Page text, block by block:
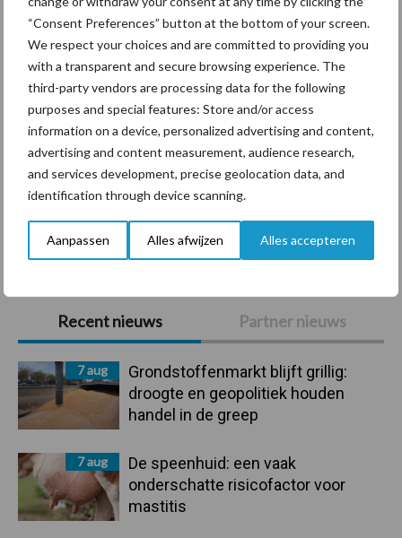
“Consent Preferences” button at the bottom of your screen.
We respect your choices and are committed to providing you
with a transparent and secure browsing experience. The
third-party vendors are processing data for the following
purposes and special features: Store and/or access
information on a device, personalized advertising and content,
advertising and content measurement, audience research,
and services development, precise geolocation data, and
identification through device scanning.
Aanpassen Alles afwijzen Alles accepteren
Primaire
Sidebar
Recent nieuws Partner nieuws
7 aug
Grondstoffenmarkt blijft grillig:
droogte en geopolitiek houden
handel in de greep
7 aug
De speenhuid: een vaak
onderschatte risicofactor voor
mastitis
Diergezondheid Bemesting Fokkerij
Compost Dierlijke mest
Toon meer